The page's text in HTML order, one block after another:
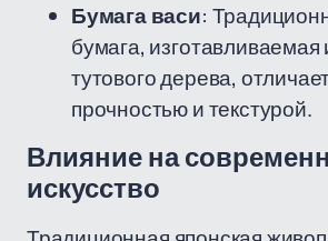
Бумага васи:
бумага, изготавливаемая
тутового дерева,
прочностью и текстурой.
Влияние на
искусство